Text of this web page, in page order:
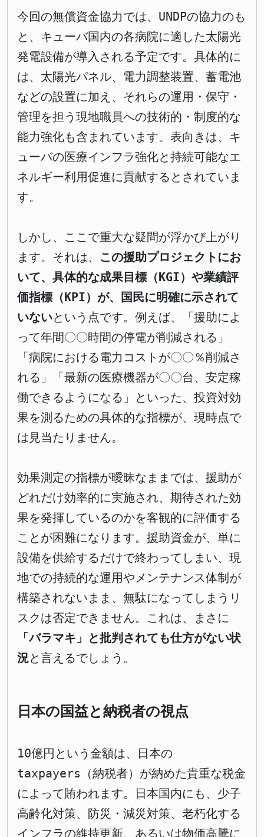
今回の無償資金協力では、UNDPの協力のも
と、キューバ国内の各病院に適した太陽光
発電設備が導入される予定です。具体的に
は、太陽光パネル、電力調整装置、蓄電池
などの設置に加え、それらの運用・保守・
管理を担う現地職員への技術的・制度的な
能力強化も含まれています。表向きは、キ
ューバの医療インフラ強化と持続可能なエ
ネルギー利用促進に貢献するとされていま
す。
しかし、ここで重大な疑問が浮かび上がり
ます。それは、 この援助プロジェクトにお
いて、具体的な成果目標（KGI）や業績評
価指標（KPI）が、国民に明確に示されて
いないという点です。例えば、「援助によ
って年間〇〇時間の停電が削減される」
「病院における電力コストが〇〇％削減さ
れる」「最新の医療機器が〇〇台、安定稼
働できるようになる」といった、投資対効
果を測るための具体的な指標が、現時点で
は見当たりません。
効果測定の指標が曖昧なままでは、援助が
どれだけ効率的に実施され、期待された効
果を発揮しているのかを客観的に評価する
ことが困難になります。援助資金が、単に
設備を供給するだけで終わってしまい、現
地での持続的な運用やメンテナンス体制が
構築されないまま、無駄になってしまうリ
スクは否定できません。これは、まさに
「バラマキ」と批判されても仕方がない状
況と言えるでしょう。
日本の国益と納税者の視点
10億円という金額は、日本の
taxpayers（納税者）が納めた貴重な税金
によって賄われます。日本国内にも、少子
高齢化対策、防災・減災対策、老朽化する
インフラの維持更新、あるいは物価高騰に